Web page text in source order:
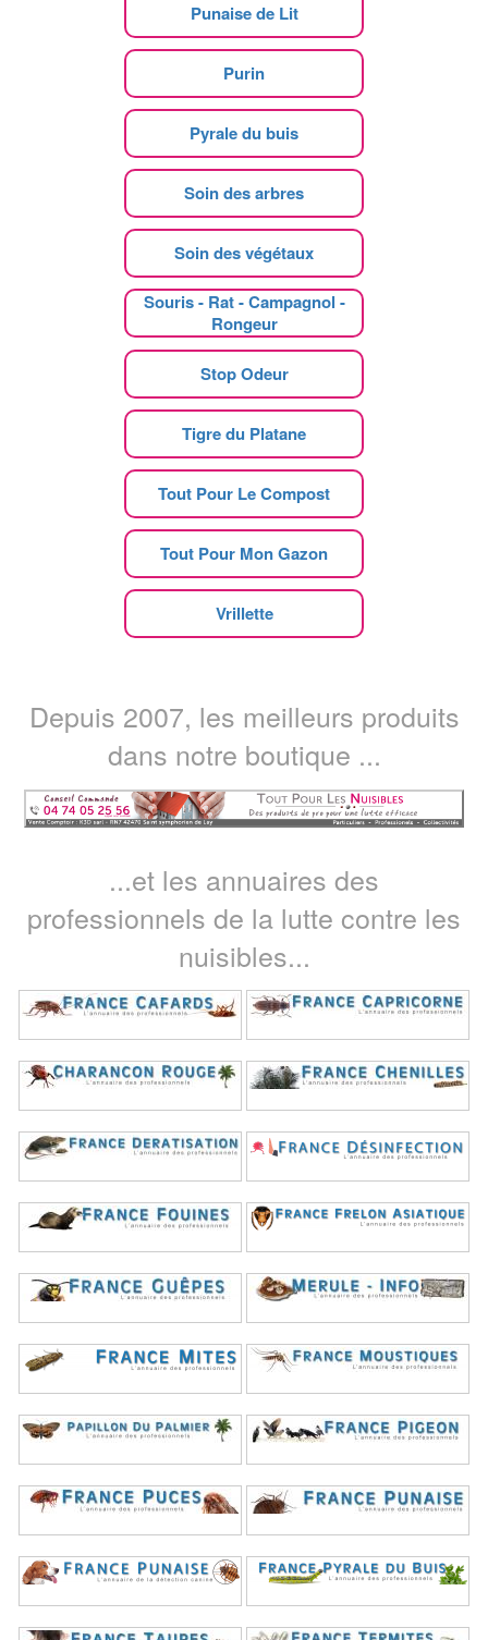
Punaise de Lit
Purin
Pyrale du buis
Soin des arbres
Soin des végétaux
Souris - Rat - Campagnol -
Rongeur
Stop Odeur
Tigre du Platane
Tout Pour Le Compost
Tout Pour Mon Gazon
Vrillette
Depuis 2007, les meilleurs produits
dans notre boutique ...
...et les annuaires des
professionnels de la lutte contre les
nuisibles...